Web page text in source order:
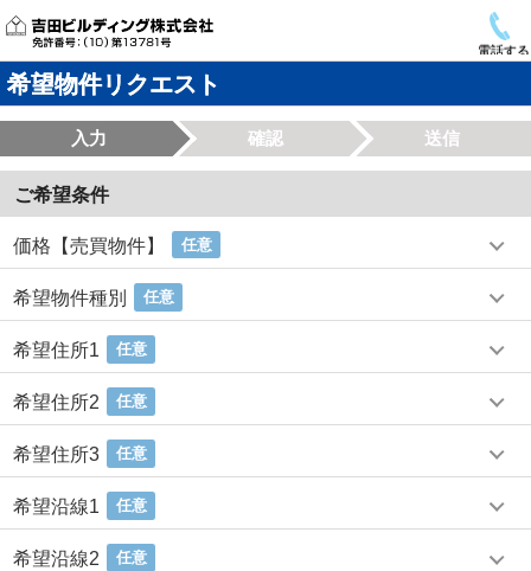
電話する
希望物件リクエスト
入力 確認 送信
ご希望条件
価格【売買物件】 任意
希望物件種別 任意
希望住所1 任意
希望住所2 任意
希望住所3 任意
希望沿線1 任意
希望沿線2 任意